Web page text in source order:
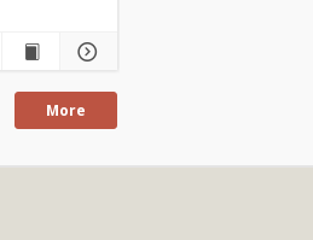
More